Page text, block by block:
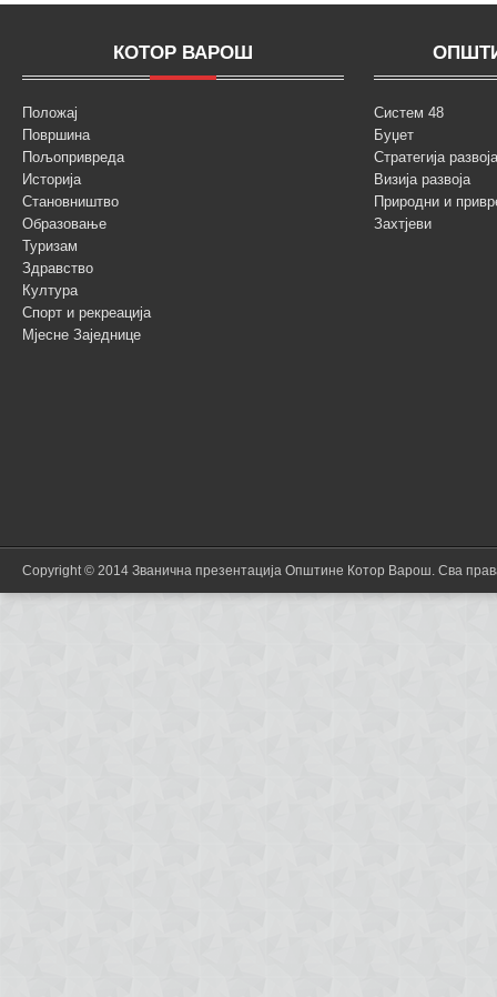
КОТОР ВАРОШ
Положај
Површина
Пољопривреда
Историја
Становништво
Образовање
Туризам
Здравство
Култура
Спорт и рекреација
Мјесне Заједнице
Систем 48
Буџет
Стратегија
Визија развоја
Природни и
Захтјеви
Copyright © 2014 Званична презентација Општине Котор Варош. Сва